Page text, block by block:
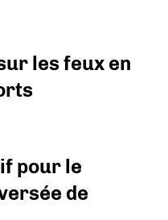
les feux en
pour le
de